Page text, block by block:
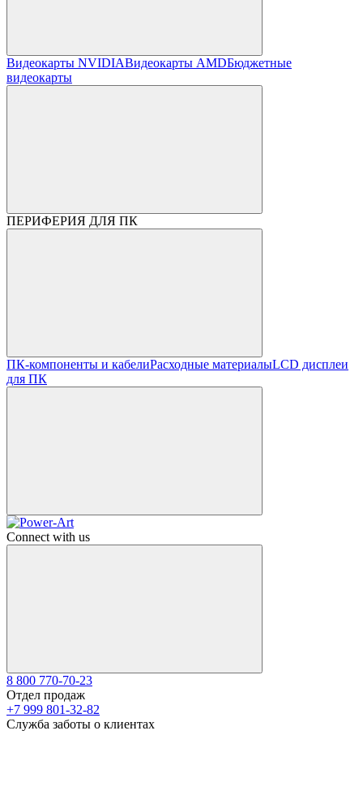
Видеокарты NVIDIAВидеокарты AMDБюджетные
видеокарты
ПЕРИФЕРИЯ ДЛЯ ПК
ПК-компоненты и кабелиРасходные материалыLCD дисплеи
для ПК
Connect with us
8 800 770-70-23
Отдел продаж
+7 999 801-32-82
Служба заботы о клиентах